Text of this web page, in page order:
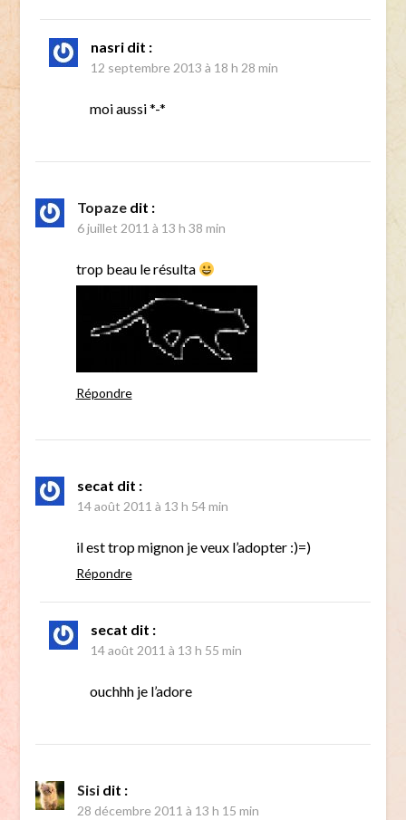
nasri dit :
12 septembre 2013 à 18 h 28 min
moi aussi *-*
Topaze dit :
6 juillet 2011 à 13 h 38 min
trop beau le résulta
Répondre
secat dit :
14 août 2011 à 13 h 54 min
il est trop mignon je veux l’adopter :)=)
Répondre
secat dit :
14 août 2011 à 13 h 55 min
ouchhh je l’adore
Sisi dit :
28 décembre 2011 à 13 h 15 min